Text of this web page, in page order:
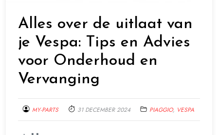
Alles over de uitlaat van
je Vespa: Tips en Advies
voor Onderhoud en
Vervanging
MY-PARTS 31 DECEMBER 2024 PIAGGIO, VESPA